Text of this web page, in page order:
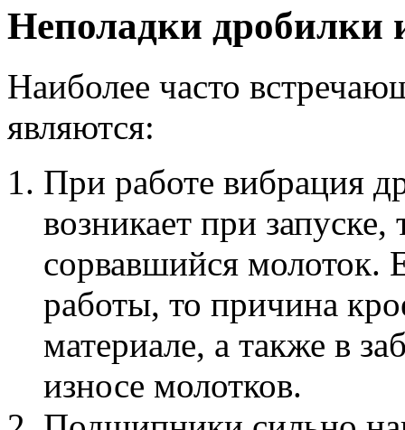
Неполадки
Наиболее часто
являются:
При работе вибрация
возникает при
сорвавшийся молоток.
работы, то причина
материале, а также в
износе молотков.